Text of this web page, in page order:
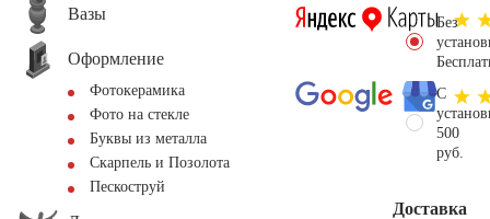
Вазы
Оформление
Фотокерамика
Фото на стекле
Буквы из металла
Скарпель и Позолота
Пескоструй
Без
С
500
руб.
Доставка